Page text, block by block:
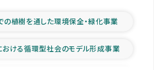
の植樹を通した環境保全・緑化事業
おける循環型社会のモデル形成事業